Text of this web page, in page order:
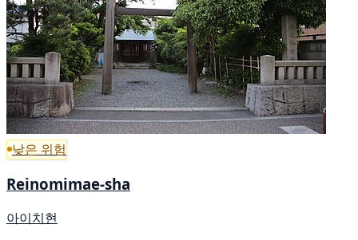
낮은 위험
Reinomimae-sha
아이치현